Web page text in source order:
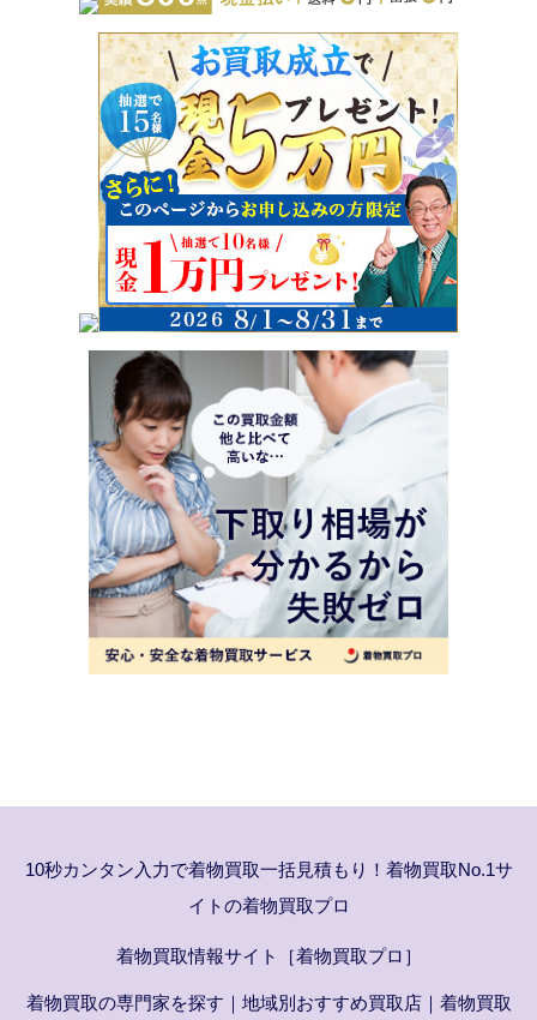
10秒カンタン入力で着物買取一括見積もり！着物買取No.1サ
イトの着物買取プロ
着物買取情報サイト［着物買取プロ］
着物買取の専門家を探す 地域別おすすめ買取店｜ 着物買取